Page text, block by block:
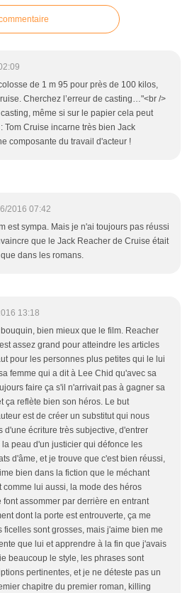
de 1 m 95 pour près de 100 kilos,
Cherchez l’erreur de casting…"<br />
même si sur le papier cela peut
Tom Cruise incarne très bien Jack
composante du travail d'acteur !
2016 07:42
est sympa. Mais je n'ai toujours pas réussi
que le Jack Reacher de Cruise était
que dans les romans.
13:18
bien mieux que le film. Reacher
assez grand pour atteindre les articles
pour les personnes plus petites qui le lui
femme qui a dit à Lee Chid qu'avec sa
faire ça s'il n'arrivait pas à gagner sa
ça reflète bien son héros. Le but
est de créer un substitut qui nous
d'une écriture très subjective, d'entrer
la peau d'un justicier qui défonce les
d'âme, et je trouve que c'est bien réussi,
bien dans la fiction que le méchant
comme lui aussi, la mode des héros
assommer par derrière en entrant
dont la porte est entrouverte, ça me
ficelles sont grosses, mais j'aime bien me
que lui et apprendre à la fin que j'avais
beaucoup le style, les phrases sont
pertinentes, et je ne déteste pas un
chapitre du premier roman, killing